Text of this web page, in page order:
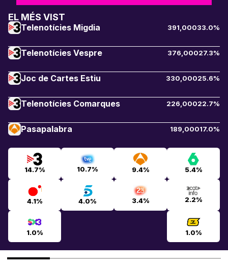
EL MÉS VIST
Telenotícies Migdia 391,00033.0%
Telenotícies Vespre 376,00027.3%
Joc de Cartes Estiu 330,00025.6%
Telenotícies Comarques 226,00022.7%
Pasapalabra 189,00017.0%
14.7% 10.7% 9.4% 5.4%
4.1% 4.0% 3.4% 2.2%
1.0% 1.0%